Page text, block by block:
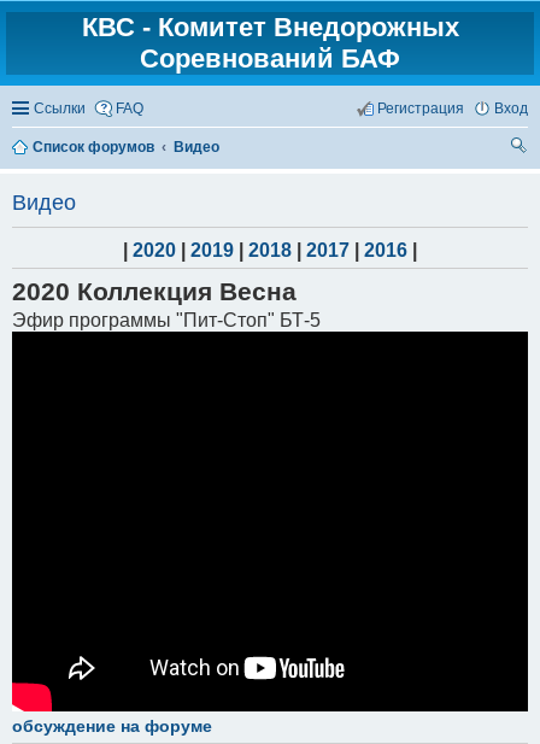
КВС - Комитет Внедорожных
Соревнований БАФ
Ссылки FAQ Вход
Регистрация
Список форумов
Видео
Видео
2020 2019 2018 2017 2016
2020 Коллекция Весна
Эфир программы "Пит-Стоп" БТ-5
обсуждение на форуме